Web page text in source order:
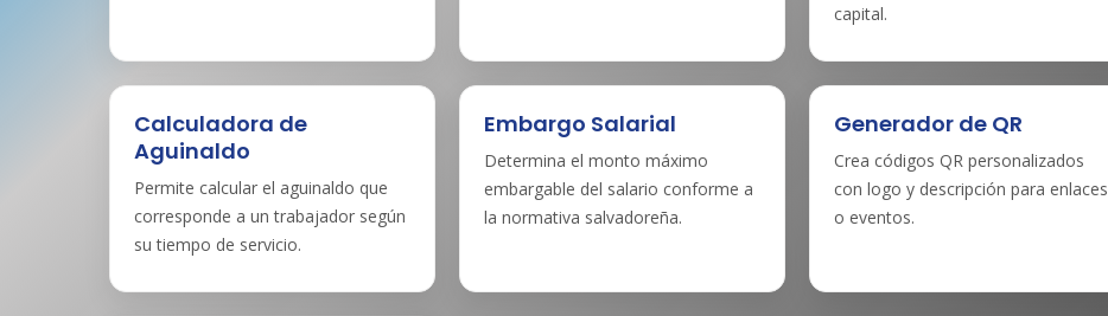
capital.
Calculadora de
Aguinaldo
Permite calcular el aguinaldo que
corresponde a un trabajador según
su tiempo de servicio.
Embargo Salarial
Determina el monto máximo
embargable del salario conforme a
la normativa salvadoreña.
Generador de QR
Crea códigos QR personalizados
con logo y descripción para enlaces
o eventos.